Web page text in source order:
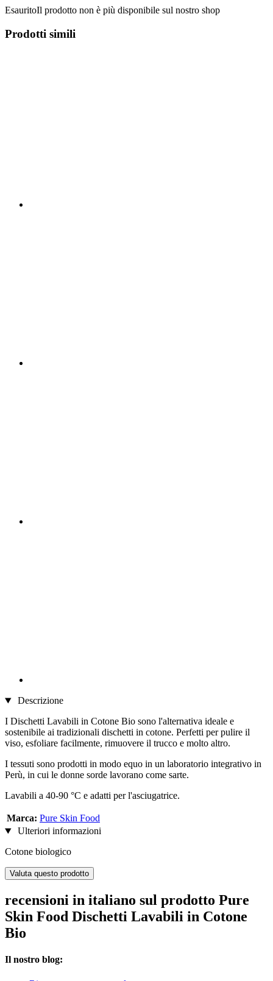
EsauritoIl prodotto non è più disponibile sul nostro shop
Prodotti simili
Descrizione
I Dischetti Lavabili in Cotone Bio sono l'alternativa ideale e
sostenibile ai tradizionali dischetti in cotone. Perfetti per pulire il
viso, esfoliare facilmente, rimuovere il trucco e molto altro.
I tessuti sono prodotti in modo equo in un laboratorio integrativo in
Perù, in cui le donne sorde lavorano come sarte.
Lavabili a 40-90 °C e adatti per l'asciugatrice.
Marca: Pure Skin Food
Ulteriori informazioni
Cotone biologico
Valuta questo prodotto
recensioni in italiano sul prodotto Pure
Skin Food Dischetti Lavabili in Cotone
Bio
Il nostro blog: